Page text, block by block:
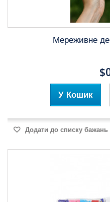
Мереживне
У Кошик
Додати до списку бажань